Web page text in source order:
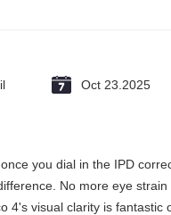
Oct 23.2025
you dial in the IPD
No more eye
4's visual clarity is